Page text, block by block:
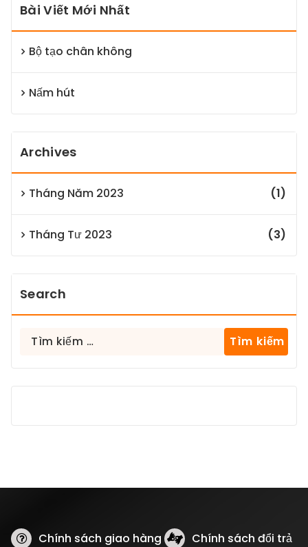
Bài Viết Mới Nhất
Bộ tạo chân không
Nấm hút
Archives
Tháng Năm 2023 (1)
Tháng Tư 2023 (3)
Search
Tìm
Chính sách giao hàng
Chính sách đổi trả